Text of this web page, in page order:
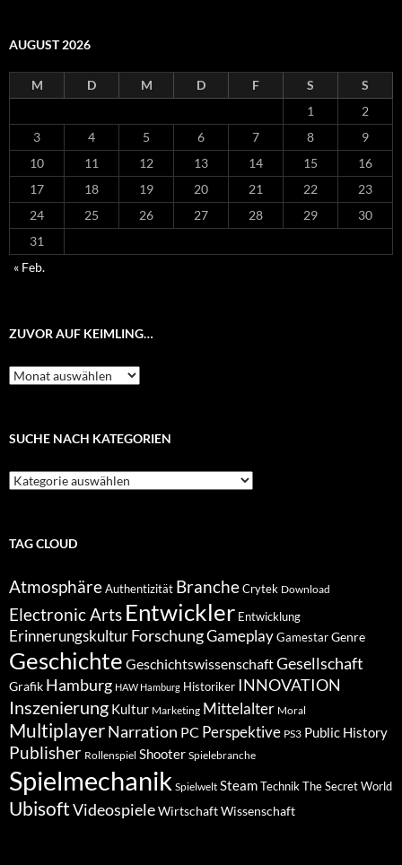
AUGUST 2026
M D M D F S
S
1
2
3
4 5 6 7 8
9
10
11 12 13 14 15
16
17
18 19 20 21 22
23
24
25 26 27 28 29
30
31
« Feb.
ZUVOR AUF KEIMLING…
Zuvor
auf
SUCHE NACH KATEGORIEN
Suche
nach
TAG CLOUD
Atmosphäre Authentizität Branche Crytek Download
Electronic Arts Entwickler Entwicklung
Erinnerungskultur ForschungGameplay Gamestar Genre
Geschichte GeschichtswissenschaftGesellschaft
Grafik Hamburg HAW Hamburg Historiker INNOVATION
Inszenierung Kultur Marketing Mittelalter Moral
MultiplayerNarration PC Perspektive PS3 Public History
Publisher Rollenspiel Shooter Spielebranche
Spielmechanik Spielwelt Steam Technik The Secret World
UbisoftVideospieleWirtschaftWissenschaft